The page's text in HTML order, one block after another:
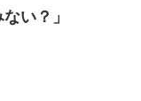
い？」